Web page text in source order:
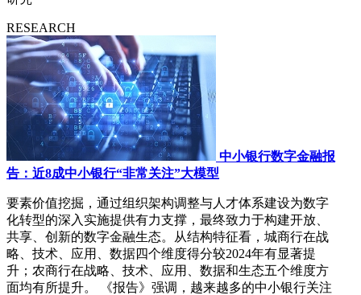
RESEARCH
中小银行数字金融报
告：近8成中小银行“非常关注”大模型
要素价值挖掘，通过组织架构调整与人才体系建设为数字
化转型的深入实施提供有力支撑，最终致力于构建开放、
共享、创新的数字金融生态。从结构特征看，城商行在战
略、技术、应用、数据四个维度得分较2024年有显著提
升；农商行在战略、技术、应用、数据和生态五个维度方
面均有所提升。 《报告》强调，越来越多的中小银行关注